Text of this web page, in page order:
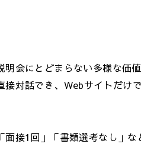
会にとどまらない多様な価
接対話でき、Webサイトだけ
面接1回」「書類選考なし」